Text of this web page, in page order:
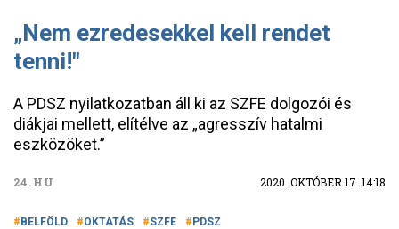
„Nem ezredesekkel kell rendet
tenni!"
A PDSZ nyilatkozatban áll ki az SZFE dolgozói és
diákjai mellett, elítélve az „agresszív hatalmi
eszközöket.”
24.HU 2020. OKTÓBER 17. 14:18
BELFÖLD OKTATÁS SZFE PDSZ